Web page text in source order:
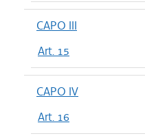
CAPO III
Art. 15
CAPO IV
Art. 16